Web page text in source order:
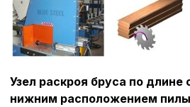
Узел раскроя бруса по длине
нижним расположением